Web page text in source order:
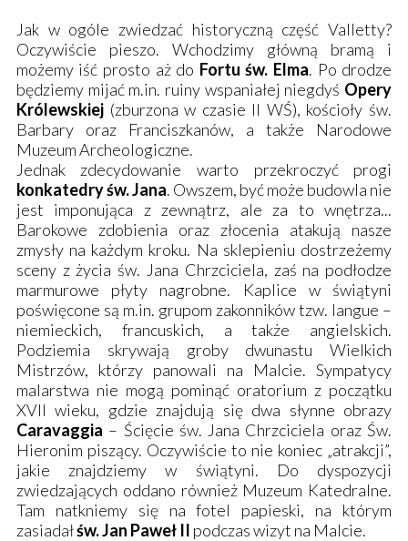
Jak w ogóle zwiedzać historyczną część Valletty?
Oczywiście pieszo. Wchodzimy główną bramą i
możemy iść prosto aż do Fortu św. Elma. Po drodze
będziemy mijać m.in. ruiny wspaniałej niegdyś Opery
Królewskiej (zburzona w czasie II WŚ), kościoły św.
Barbary oraz Franciszkanów, a także Narodowe
Muzeum Archeologiczne.
Jednak zdecydowanie warto przekroczyć progi
konkatedry św. Jana. Owszem, być może budowla nie
jest imponująca z zewnątrz, ale za to wnętrza...
Barokowe zdobienia oraz złocenia atakują nasze
zmysły na każdym kroku. Na sklepieniu dostrzeżemy
sceny z życia św. Jana Chrzciciela, zaś na podłodze
marmurowe płyty nagrobne. Kaplice w świątyni
poświęcone są m.in. grupom zakonników tzw. langue –
niemieckich, francuskich, a także angielskich.
Podziemia skrywają groby dwunastu Wielkich
Mistrzów, którzy panowali na Malcie. Sympatycy
malarstwa nie mogą pominąć oratorium z początku
XVII wieku, gdzie znajdują się dwa słynne obrazy
Caravaggia – Ścięcie św. Jana Chrzciciela oraz Św.
Hieronim piszący. Oczywiście to nie koniec „atrakcji”,
jakie znajdziemy w świątyni. Do dyspozycji
zwiedzających oddano również Muzeum Katedralne.
Tam natkniemy się na fotel papieski, na którym
zasiadałśw. Jan Paweł II podczas wizyt na Malcie.